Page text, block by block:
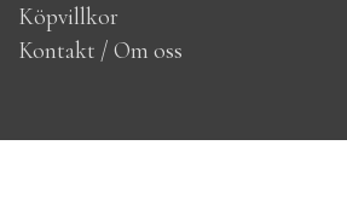
Köpvillkor
Kontakt / Om oss